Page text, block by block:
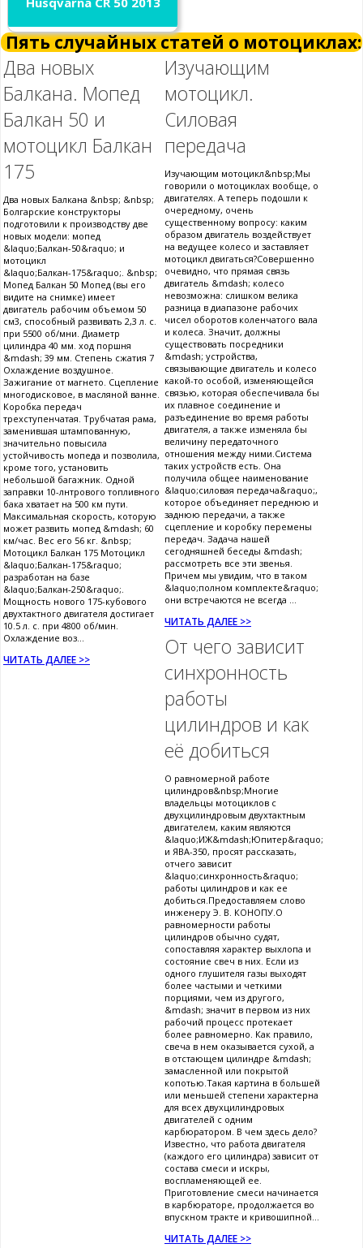
Пять случайных статей о мотоциклах:
Два новых
Балкана. Мопед
Балкан 50 и
мотоцикл Балкан
175
Два новых Балкана &nbsp; &nbsp;
Болгарские конструкторы
подготовили к производству две
новых модели: мопед
&laquo;Балкан-50&raquo; и
мотоцикл
&laquo;Балкан-175&raquo;. &nbsp;
Мопед Балкан 50 Мопед (вы его
видите на снимке) имеет
двигатель рабочим объемом 50
см3, способный развивать 2,3 л. с.
при 5500 об/мни. Диаметр
цилиндра 40 мм. ход поршня
&mdash; 39 мм. Степень сжатия 7
Охлаждение воздушное.
Зажигание от магнето. Сцепление
многодисковое, в масляной ванне.
Коробка передач
трехступенчатая. Трубчатая рама,
заменившая штампованную,
значительно повысила
устойчивость мопеда и позволила,
кроме того, установить
небольшой багажник. Одной
заправки 10-лнтрового топливного
бака хватает на 500 км пути.
Максимальная скорость, которую
может развить мопед &mdash; 60
км/час. Вес его 56 кг. &nbsp;
Мотоцикл Балкан 175 Мотоцикл
&laquo;Балкан-175&raquo;
разработан на базе
&laquo;Балкан-250&raquo;.
Мощность нового 175-кубового
двухтактного двигателя достигает
10.5 л. с. при 4800 об/мин.
Охлаждение воз...
ЧИТАТЬ ДАЛЕЕ >>
Изучающим
мотоцикл.
Силовая
передача
Изучающим мотоцикл&nbsp;Мы
говорили о мотоциклах вообще, о
двигателях. А теперь подошли к
очередному, очень
существенному вопросу: каким
образом двигатель воздействует
на ведущее колесо и заставляет
мотоцикл двигаться?Совершенно
очевидно, что прямая связь
двигатель &mdash; колесо
невозможна: слишком велика
разница в диапазоне рабочих
чисел оборотов коленчатого вала
и колеса. Значит, должны
существовать посредники
&mdash; устройства,
связывающие двигатель и колесо
какой-то особой, изменяющейся
связью, которая обеспечивала бы
их плавное соединение и
разъединение во время работы
двигателя, а также изменяла бы
величину передаточного
отношения между ними.Система
таких устройств есть. Она
получила общее наименование
&laquo;силовая передача&raquo;,
которое объединяет переднюю и
заднюю передачи, а также
сцепление и коробку перемены
передач. Задача нашей
сегодняшней беседы &mdash;
рассмотреть все эти звенья.
Причем мы увидим, что в таком
&laquo;полном комплекте&raquo;
они встречаются не всегда ...
ЧИТАТЬ ДАЛЕЕ >>
От чего зависит
синхронность
работы
цилиндров и как
её добиться
О равномерной работе
цилиндров&nbsp;Многие
владельцы мотоциклов с
двухцилиндровым двухтактным
двигателем, каким являются
&laquo;ИЖ&mdash;Юпитер&raquo;
и ЯВА-350, просят рассказать,
отчего зависит
&laquo;синхронность&raquo;
работы цилиндров и как ее
добиться.Предоставляем слово
инженеру Э. В. КОНОПУ.О
равномерности работы
цилиндров обычно судят,
сопоставляя характер выхлопа и
состояние свеч в них. Если из
одного глушителя газы выходят
более частыми и четкими
порциями, чем из другого,
&mdash; значит в первом из них
рабочий процесс протекает
более равномерно. Как правило,
свеча в нем оказывается сухой, а
в отстающем цилиндре &mdash;
замасленной или покрытой
копотью.Такая картина в большей
или меньшей степени характерна
для всех двухцилиндровых
двигателей с одним
карбюратором. В чем здесь дело?
Известно, что работа двигателя
(каждого его цилиндра) зависит от
состава смеси и искры,
воспламеняющей ее.
Приготовление смеси начинается
в карбюраторе, продолжается во
впускном тракте и кривошипной...
ЧИТАТЬ ДАЛЕЕ >>